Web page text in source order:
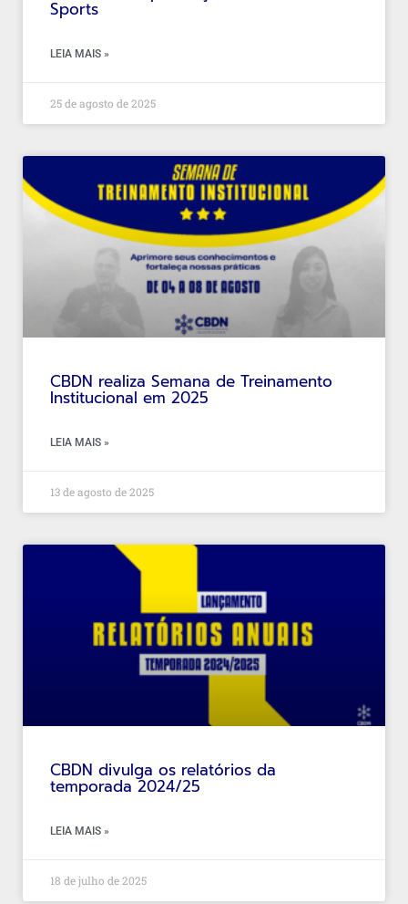
Sports
LEIA MAIS »
25 de agosto de 2025
CBDN realiza Semana de Treinamento
Institucional em 2025
LEIA MAIS »
13 de agosto de 2025
CBDN divulga os relatórios da
temporada 2024/25
LEIA MAIS »
18 de julho de 2025